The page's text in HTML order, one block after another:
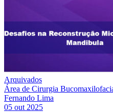
Arquivados
Área de Cirurgia
Fernando Lima
05 out 2025